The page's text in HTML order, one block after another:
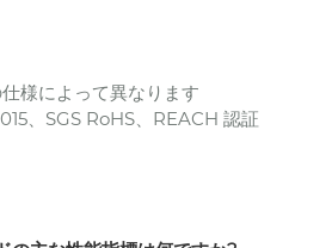
様によって異なります
、SGS RoHS、REACH 認証